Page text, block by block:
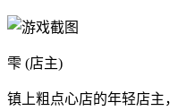
雫 (店主)
镇上粗点心店的年轻店主